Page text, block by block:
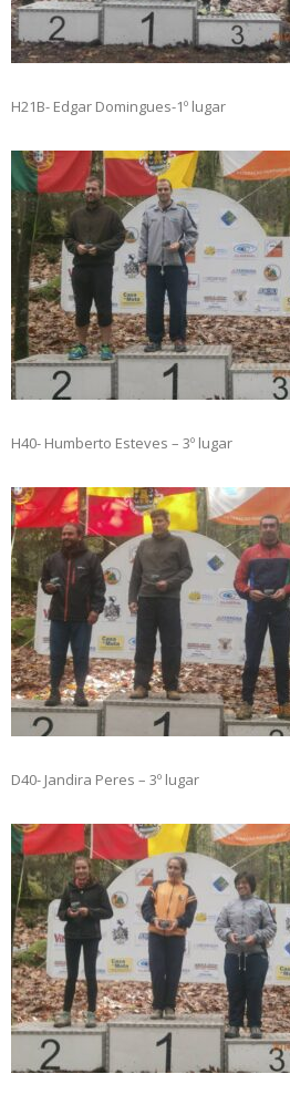
H21B- Edgar Domingues-1º lugar
H40- Humberto Esteves – 3º lugar
D40- Jandira Peres – 3º lugar